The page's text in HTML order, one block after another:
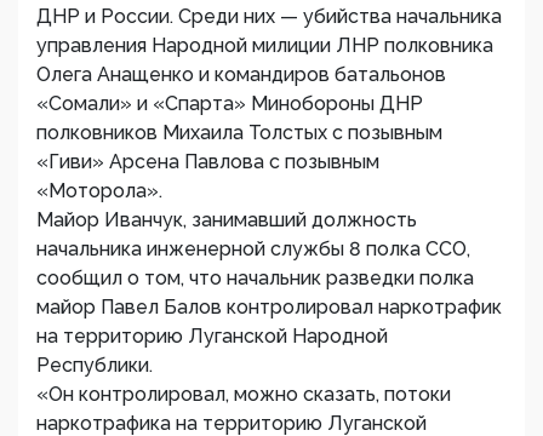
ДНР и России. Среди них — убийства начальника
управления Народной милиции ЛНР полковника
Олега Анащенко и командиров батальонов
«Сомали» и «Спарта» Минобороны ДНР
полковников Михаила Толстых с позывным
«Гиви» Арсена Павлова с позывным
«Моторола».
Майор Иванчук, занимавший должность
начальника инженерной службы 8 полка ССО,
сообщил о том, что начальник разведки полка
майор Павел Балов контролировал наркотрафик
на территорию Луганской Народной
Республики.
«Он контролировал, можно сказать, потоки
наркотрафика на территорию Луганской